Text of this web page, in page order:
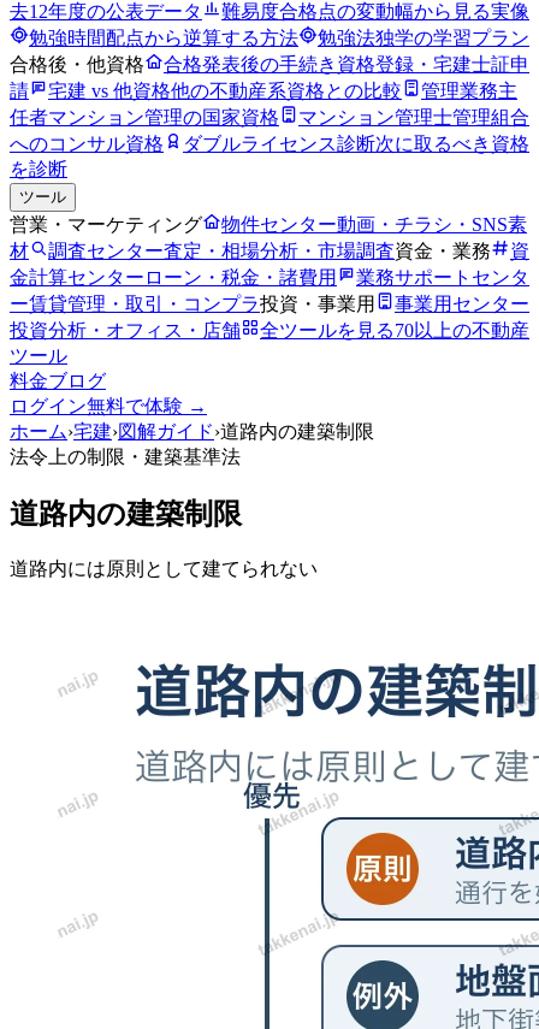
去12年度の公表データ
難易度合格点の変動幅から見る実像
勉強時間配点から逆算する方法 勉強法独学の学習プラン
合格後・他資格
合格発表後の手続き 資格登録・宅建士証申
請
宅建 vs 他資格他の不動産系資格との比較
管理業務主
任者マンション管理の国家資格 マンション管理士管理組合
へのコンサル資格
ダブルライセンス診断次に取るべき資格
を診断
ツール
営業・マーケティング 物件センター動画・チラシ・SNS素
材
調査センター査定・相場分析・市場調査資金・業務
資
金計算センター ローン・税金・諸費用
業務サポートセンタ
ー賃貸管理・取引・コンプラ投資・事業用
事業用センター
投資分析・オフィス・店舗
全ツールを見る70以上の不動産
ツール
料金ブログ
ログイン無料で体験 →
ホーム›宅建›図解ガイド›道路内の建築制限
法令上の制限 ・建築基準法
道路内の建築制限
道路内には原則として建てられない